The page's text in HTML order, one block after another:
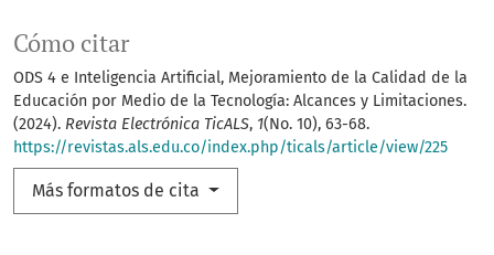
Cómo citar
ODS 4 e Inteligencia Artificial, Mejoramiento de la Calidad de la
Educación por Medio de la Tecnología: Alcances y Limitaciones.
(2024). Revista Electrónica TicALS, 1(No. 10), 63-68.
https://revistas.als.edu.co/index.php/ticals/article/view/225
Más formatos de cita